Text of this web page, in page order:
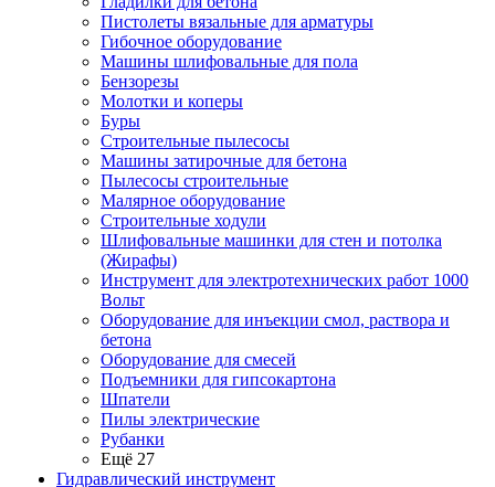
Пистолеты вязальные для арматуры
Гибочное оборудование
Машины шлифовальные для пола
Бензорезы
Молотки и коперы
Буры
Строительные пылесосы
Машины затирочные для бетона
Пылесосы строительные
Малярное оборудование
Строительные ходули
Шлифовальные машинки для стен и потолка
(Жирафы)
Инструмент для электротехнических работ 1000
Вольт
Оборудование для инъекции смол, раствора и
бетона
Оборудование для смесей
Подъемники для гипсокартона
Шпатели
Пилы электрические
Рубанки
Ещё 27
Гидравлический инструмент